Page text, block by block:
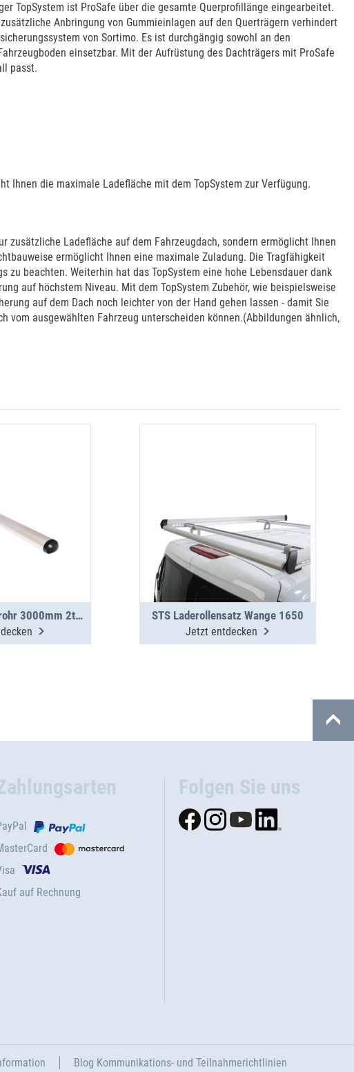
TopSystem ist ProSafe über die gesamte Querprofillänge eingearbeitet.
Anbringung von Gummieinlagen auf den Querträgern verhindert
von Sortimo. Es ist durchgängig sowohl an den
einsetzbar. Mit der Aufrüstung des Dachträgers mit ProSafe
passt.
Ihnen die maximale Ladefläche mit dem TopSystem zur Verfügung.
zusätzliche Ladefläche auf dem Fahrzeugdach, sondern ermöglicht Ihnen
ermöglicht Ihnen eine maximale Zuladung. Die Tragfähigkeit
beachten. Weiterhin hat das TopSystem eine hohe Lebensdauer dank
auf höchstem Niveau. Mit dem TopSystem Zubehör, wie beispielsweise
auf dem Dach noch leichter von der Hand gehen lassen - damit Sie
ausgewählten Fahrzeug unterscheiden können.(Abbildungen ähnlich,
TopSystem Laderohr 3000mm 2teilig STS Laderollensatz Wange 1650
Jetzt entdecken
auf Rechnung
Folgen Sie uns
Blog Kommunikations- und Teilnahmerichtlinien